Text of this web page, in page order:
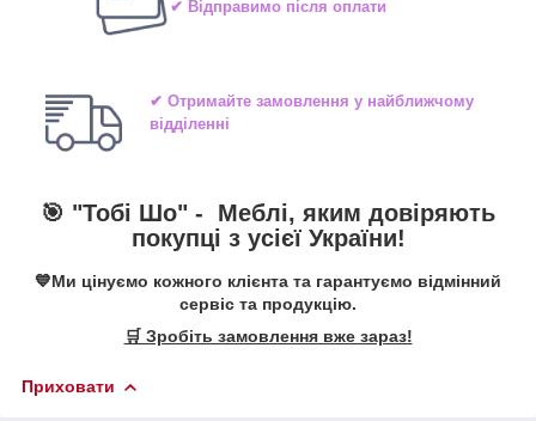
✔ Відправимо після оплати
✔ Отримайте замовлення у найближчому
відділенні
🎯 "Тобі Шо" - Меблі, яким довіряють
покупці з усієї України!
💙Ми цінуємо кожного клієнта та гарантуємо відмінний
сервіс та продукцію.
🛒 Зробіть замовлення вже зараз!
Приховати